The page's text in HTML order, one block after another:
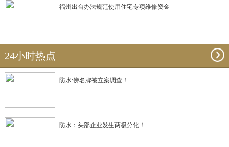
福州出台办法规范使用住宅专项维修资金
24小时热点
防水:傍名牌被立案调查！
防水：头部企业发生两极分化！